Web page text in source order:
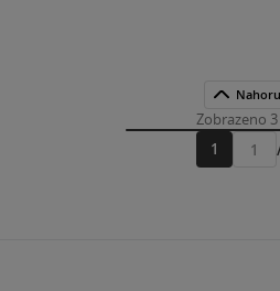
Nahoru
Zobrazeno 3
1
Přejít